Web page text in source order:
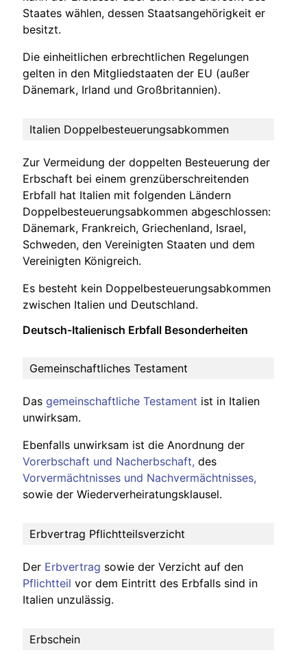
Staates wählen, dessen Staatsangehörigkeit er
besitzt.
Die einheitlichen erbrechtlichen Regelungen
gelten in den Mitgliedstaaten der EU (außer
Dänemark, Irland und Großbritannien).
Italien Doppelbesteuerungsabkommen
Zur Vermeidung der doppelten Besteuerung der
Erbschaft bei einem grenzüberschreitenden
Erbfall hat Italien mit folgenden Ländern
Doppelbesteuerungsabkommen abgeschlossen:
Dänemark, Frankreich, Griechenland, Israel,
Schweden, den Vereinigten Staaten und dem
Vereinigten Königreich.
Es besteht kein Doppelbesteuerungsabkommen
zwischen Italien und Deutschland.
Deutsch-Italienisch Erbfall Besonderheiten
Gemeinschaftliches Testament
Das gemeinschaftliche Testament ist in Italien
unwirksam.
Ebenfalls unwirksam ist die Anordnung der
Vorerbschaft und Nacherbschaft, des
Vorvermächtnisses und Nachvermächtnisses,
sowie der Wiederverheiratungsklausel.
Erbvertrag Pflichtteilsverzicht
Der Erbvertrag sowie der Verzicht auf den
Pflichtteil vor dem Eintritt des Erbfalls sind in
Italien unzulässig.
Erbschein